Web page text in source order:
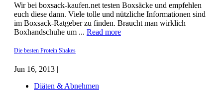
Wir bei boxsack-kaufen.net testen Boxsäcke und empfehlen
euch diese dann. Viele tolle und nützliche Informationen sind
im Boxsack-Ratgeber zu finden. Braucht man wirklich
Boxhandschuhe um ... Read more
Die besten Protein Shakes
Jun 16, 2013 |
Diäten & Abnehmen